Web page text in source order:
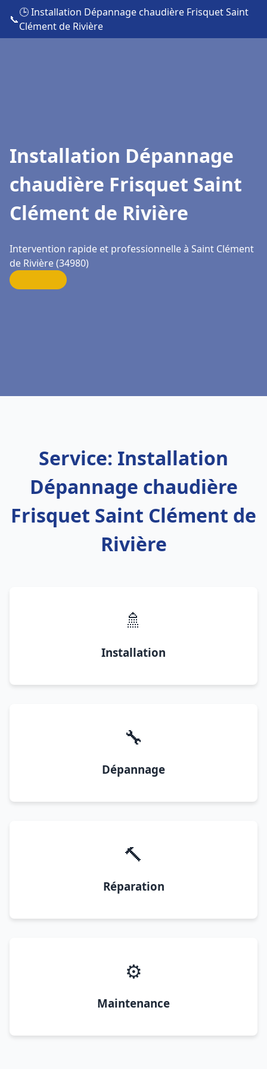
📞
🕒 Installation Dépannage chaudière Frisquet Saint
Clément de Rivière
Installation Dépannage
chaudière Frisquet Saint
Clément de Rivière
Intervention rapide et professionnelle à Saint Clément
de Rivière (34980)
Service: Installation
Dépannage chaudière
Frisquet Saint Clément de
Rivière
🚿
Installation
🔧
Dépannage
🔨
Réparation
⚙️
Maintenance